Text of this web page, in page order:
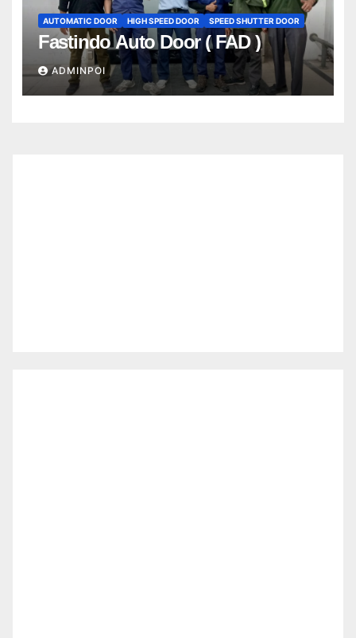
AUTOMATIC DOOR HIGH SPEED DOOR SPEED SHUTTER DOOR
Fastindo Auto Door ( FAD )
ADMINPOI